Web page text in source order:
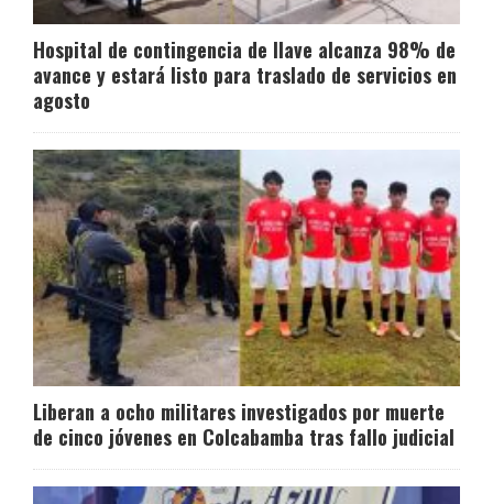
Hospital de contingencia de Ilave alcanza 98% de
avance y estará listo para traslado de servicios en
agosto
Liberan a ocho militares investigados por muerte
de cinco jóvenes en Colcabamba tras fallo judicial